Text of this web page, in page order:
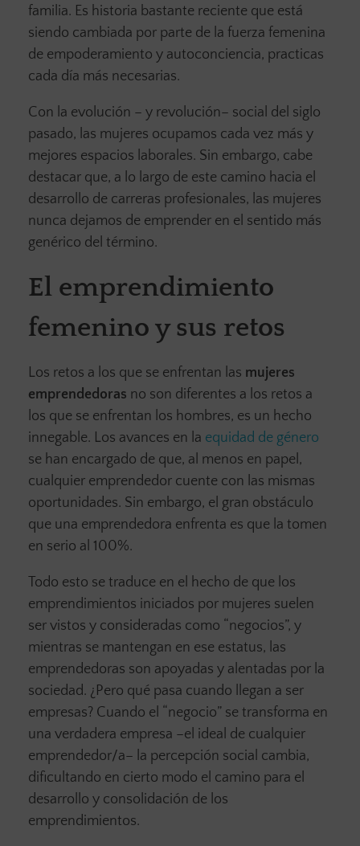
familia. Es historia bastante reciente que está
siendo cambiada por parte de la fuerza femenina
de empoderamiento y autoconciencia, practicas
cada día más necesarias.
Con la evolución – y revolución– social del siglo
pasado, las mujeres ocupamos cada vez más y
mejores espacios laborales. Sin embargo, cabe
destacar que, a lo largo de este camino hacia el
desarrollo de carreras profesionales, las mujeres
nunca dejamos de emprender en el sentido más
genérico del término.
El emprendimiento
femenino y sus retos
Los retos a los que se enfrentan las mujeres
emprendedoras no son diferentes a los retos a
los que se enfrentan los hombres, es un hecho
innegable. Los avances en la equidad de género
se han encargado de que, al menos en papel,
cualquier emprendedor cuente con las mismas
oportunidades. Sin embargo, el gran obstáculo
que una emprendedora enfrenta es que la tomen
en serio al 100%.
Todo esto se traduce en el hecho de que los
emprendimientos iniciados por mujeres suelen
ser vistos y consideradas como “negocios”, y
mientras se mantengan en ese estatus, las
emprendedoras son apoyadas y alentadas por la
sociedad. ¿Pero qué pasa cuando llegan a ser
empresas? Cuando el “negocio” se transforma en
una verdadera empresa –el ideal de cualquier
emprendedor/a– la percepción social cambia,
dificultando en cierto modo el camino para el
desarrollo y consolidación de los
emprendimientos.